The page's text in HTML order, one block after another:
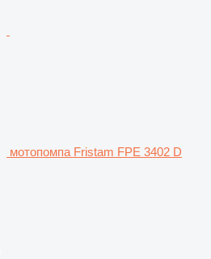
мотопомпа Fristam FPE 3402 D